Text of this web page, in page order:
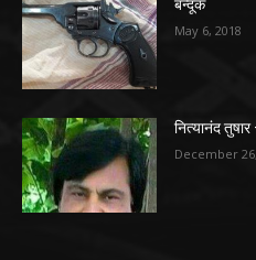
बन्दूक
May 6, 2018
नित्यानंद
December